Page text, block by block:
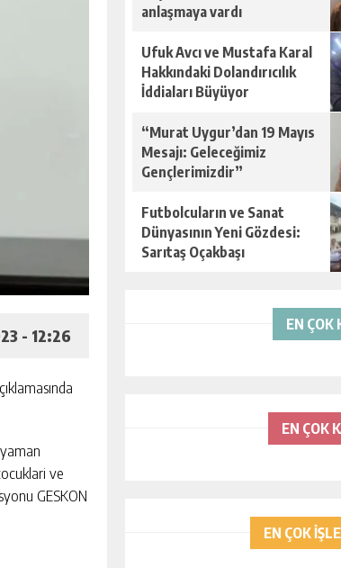
- 12:26
ve
GESKON
anlaşmaya vardı
Ufuk Avcı ve Mustafa Karal
Hakkındaki Dolandırıcılık
İddiaları Büyüyor
“Murat Uygur’dan 19 Mayıs
Mesajı: Geleceğimiz
Gençlerimizdir”
Futbolcuların ve Sanat
Dünyasının Yeni Gözdesi:
Sarıtaş Oçakbaşı
EN ÇOK
EN ÇOK
EN ÇOK